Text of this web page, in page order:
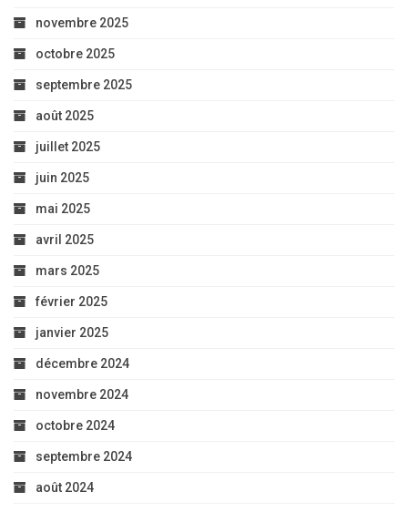
novembre 2025
octobre 2025
septembre 2025
août 2025
juillet 2025
juin 2025
mai 2025
avril 2025
mars 2025
février 2025
janvier 2025
décembre 2024
novembre 2024
octobre 2024
septembre 2024
août 2024